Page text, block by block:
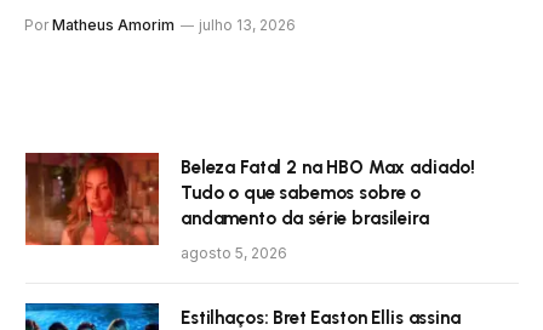
Por Matheus Amorim julho 13, 2026
Beleza Fatal 2 na HBO Max adiado!
Tudo o que sabemos sobre o
andamento da série brasileira
agosto 5, 2026
Estilhaços: Bret Easton Ellis assina